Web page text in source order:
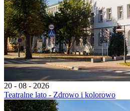
20 - 08 - 2026
Teatralne lato - Zdrowo i kolorowo